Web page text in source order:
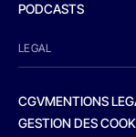
PODCASTS
LEGAL
CGVMENTIONS
GESTION DES